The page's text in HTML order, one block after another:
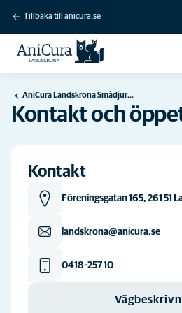
Tillbaka till anicura.se
AniCura Landskrona Smådjursklinik
Kontakt och
Kontakt
Föreningsgatan 165, 261 51
landskrona@anicura.se
0418-257 10